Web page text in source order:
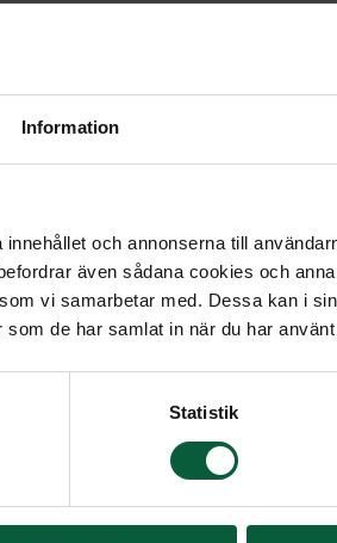
Information
och annonserna till
även sådana cookies och
vi samarbetar med. Dessa kan i
de har samlat in när du har
Statistik
Sober är en stilren
nedbrytbar. Denna
med en rand i guld.
öppning upptill vilket
gravsättning som för